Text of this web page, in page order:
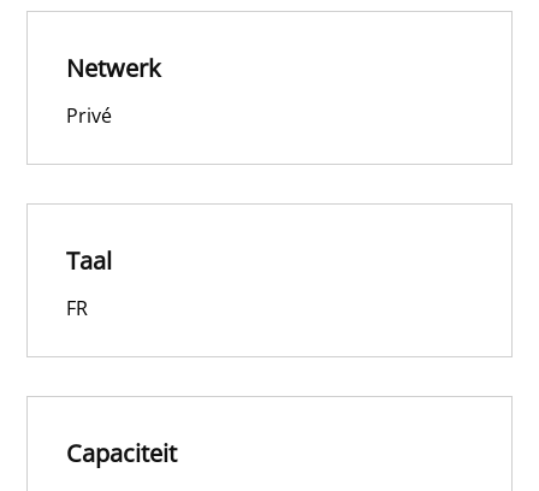
Netwerk
Privé
Taal
FR
Capaciteit